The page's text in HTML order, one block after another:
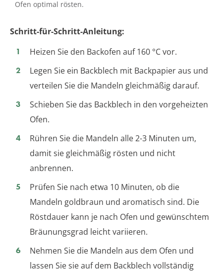
Ofen optimal rösten.
Schritt-für-Schritt-Anleitung:
Heizen Sie den Backofen auf 160 °C vor.
Legen Sie ein Backblech mit Backpapier aus und
verteilen Sie die Mandeln gleichmäßig darauf.
Schieben Sie das Backblech in den vorgeheizten
Ofen.
Rühren Sie die Mandeln alle 2-3 Minuten um,
damit sie gleichmäßig rösten und nicht
anbrennen.
Prüfen Sie nach etwa 10 Minuten, ob die
Mandeln goldbraun und aromatisch sind. Die
Röstdauer kann je nach Ofen und gewünschtem
Bräunungsgrad leicht variieren.
Nehmen Sie die Mandeln aus dem Ofen und
lassen Sie sie auf dem Backblech vollständig